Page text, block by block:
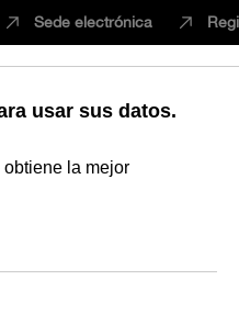
Sede electrónica
Vida universitariaProfesorado
para facilitar un derecho